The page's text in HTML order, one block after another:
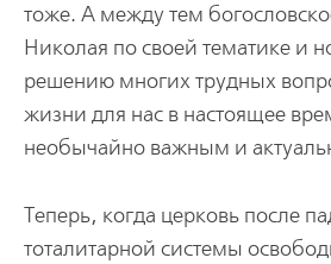
тоже. А между тем
Николая по своей тематике и
решению многих трудных
жизни для нас в настоящее
необычайно важным и
Теперь, когда церковь после
тоталитарной системы